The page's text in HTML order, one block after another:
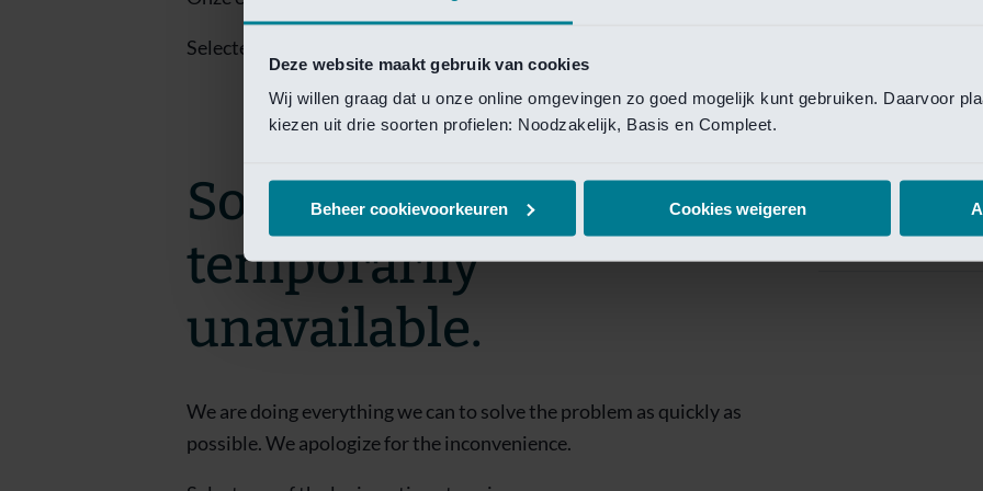
Deze website maakt gebruik van cookies
Wij willen graag dat u onze online omgevingen zo goed mogelijk kunt gebruiken. Daarvoor
kiezen uit drie soorten profielen: Noodzakelijk, Basis en Compleet.
Beheer cookievoorkeuren Cookies weigeren
Van Lanschot
Selecteer een van de login opties om toegang te krijgen.
Sorry! This page is
temporarily
unavailable.
We are doing everything we can to solve the problem as quickly as
possible. We apologize for the inconvenience.